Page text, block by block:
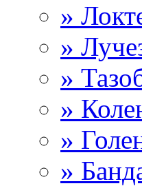
»
»
»
»
»
»